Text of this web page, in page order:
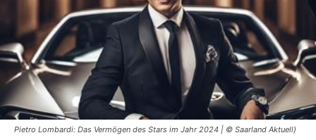
Pietro Lombardi: Das Vermögen des Stars im Jahr 2024 | © Saarland Aktuell)